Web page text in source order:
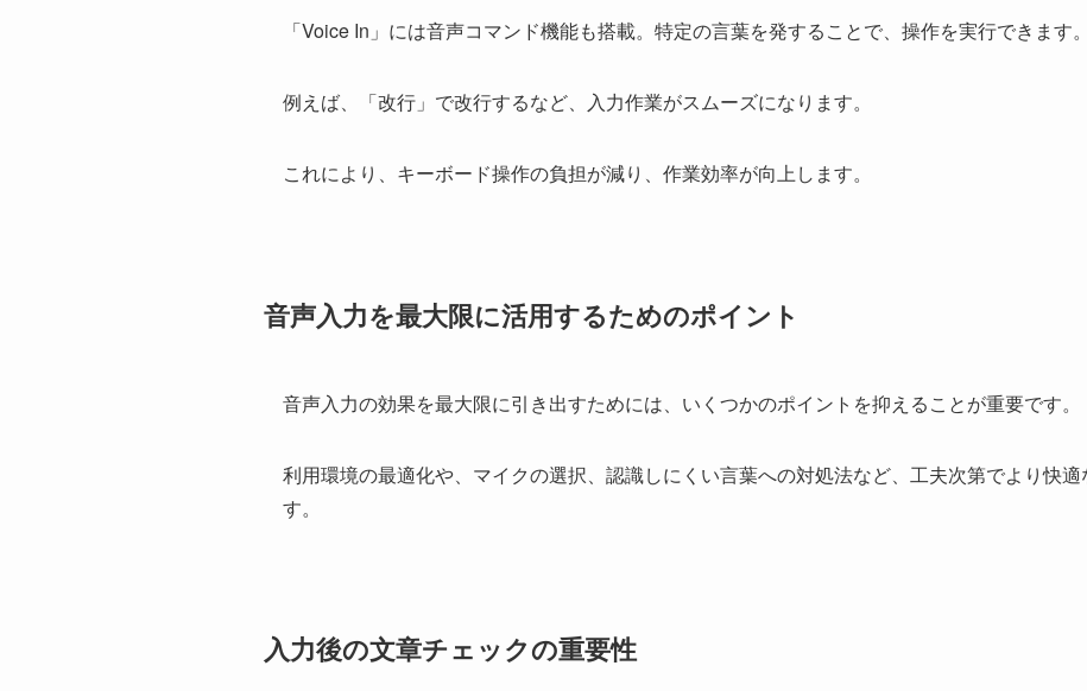
「Voice In」には音声コマンド機能も搭載。特定の言葉を発することで、操作を実行できます。
例えば、「改行」で改行するなど、入力作業がスムーズになります。
これにより、キーボード操作の負担が減り、作業効率が向上します。
音声入力を最大限に活用するためのポイント
音声入力の効果を最大限に引き出すためには、いくつかのポイントを抑えることが重要です。
利用環境の最適化や、マイクの選択、認識しにくい言葉への対処法など、工夫次第でより快
す。
入力後の文章チェックの重要性